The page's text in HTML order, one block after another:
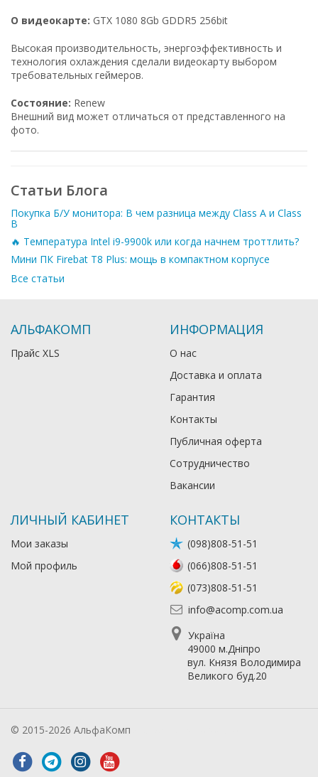
О видеокарте: GTX 1080 8Gb GDDR5 256bit
Высокая производительность, энергоэффективность и
технология охлаждения сделали видеокарту выбором
требовательных геймеров.
Состояние: Renew
Внешний вид может отличаться от представленного на
фото.
Статьи Блога
Покупка Б/У монитора: В чем разница между Class A и Class
B
🔥 Температура Intel i9-9900k или когда начнем троттлить?
Мини ПК Firebat T8 Plus: мощь в компактном корпусе
Все статьи
АЛЬФАКОМП
Прайс XLS
ИНФОРМАЦИЯ
О нас
Доставка и оплата
Гарантия
Контакты
Публичная оферта
Сотрудничество
Вакансии
ЛИЧНЫЙ КАБИНЕТ
Мои заказы
Мой профиль
КОНТАКТЫ
(098)808-51-51
(066)808-51-51
(073)808-51-51
info@acomp.com.ua
Україна
49000 м.Дніпро
вул. Князя Володимира
Великого буд.20
© 2015-2026 АльфаКомп